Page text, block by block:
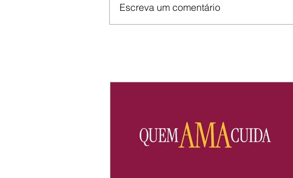
Escreva um comentário